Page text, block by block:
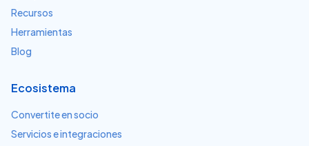
Recursos
Herramientas
Blog
Ecosistema
Convertite en socio
Servicios e integraciones